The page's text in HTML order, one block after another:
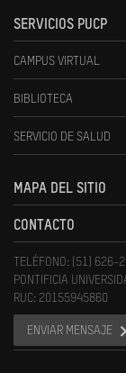
SERVICIOS PUCP
CAMPUS VIRTUAL
BIBLIOTECA
SERVICIO DE SALUD
MAPA DEL SITIO
CONTACTO
TELÉFONO: (51) 626-
PONTIFICIA
RUC: 20155945860
ENVIAR MENSAJE